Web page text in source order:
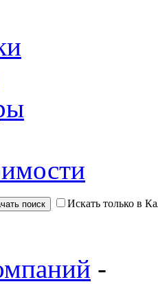
Искать только в
-